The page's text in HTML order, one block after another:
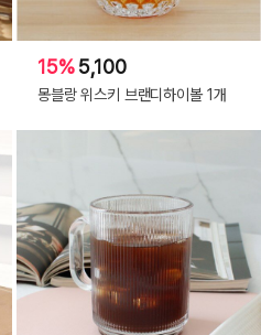
15%5,100
몽블랑 위스키 브랜디하이볼 1개